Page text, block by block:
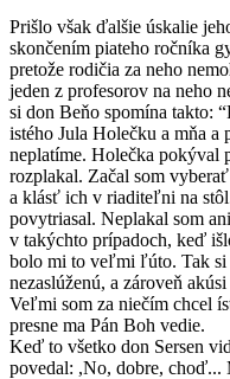
Prišlo však ďalšie úskalie
skončením piateho ročníka
pretože rodičia za neho
jeden z profesorov na neho
si don Beňo spomína takto:
istého Jula Holečku a mňa a
neplatíme. Holečka pokýval
rozplakal. Začal som
a klásť ich v riaditeľni na
povytriasal. Neplakal som
v takýchto prípadoch, keď
bolo mi to veľmi ľúto. Tak si
nezaslúženú, a zároveň
Veľmi som za niečím chcel
presne ma Pán Boh vedie.
Keď to všetko don Sersen
povedal: ,No, dobre, choď...